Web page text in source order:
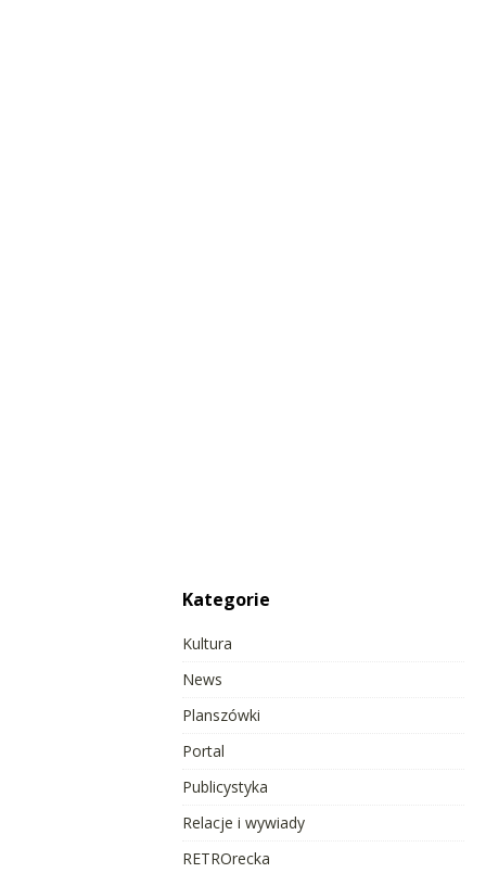
Kategorie
Kultura
News
Planszówki
Portal
Publicystyka
Relacje i wywiady
RETROrecka